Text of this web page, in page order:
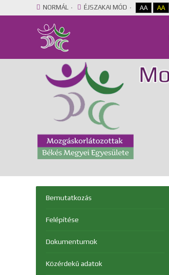
NORMÁL ÉJSZAKAI MÓD AA AA
Bemutatkozás
Felépítése
Dokumentumok
Közérdekű adatok